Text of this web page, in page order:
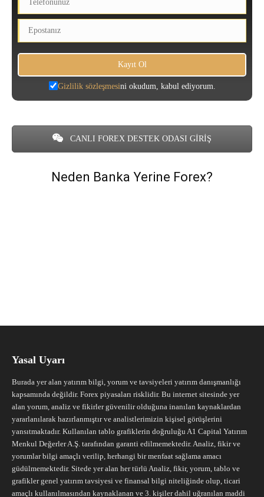
Gizlilik sözleşmesini okudum, kabul ediyorum.
CANLI FOREX DESTEK ODASI GİRİŞ
Neden Banka Yerine Forex?
Yasal Uyarı
Burada yer alan yatırım bilgi, yorum ve tavsiyeleri yatırım danışmanlığı
kapsamında değildir. Forex piyasaları risklidir. Bu internet sitesinde yer
alan yorum, analiz ve fikirler güvenilir olduğuna inanılan kaynaklardan
yararlanılarak hazırlanmıştır ve analistlerimizin kişisel görüşlerini
yansıtmaktadır. Kullanılan tablo grafiklerin doğruluğu A1 Capital Yatırım
Menkul Değerler A.Ş. tarafından garanti edilmemektedir. Analiz, fikir ve
yorumlar bilgi amaçlı verilip, herhangi bir menfaat sağlama amacı
güdülmemektedir. Sitede yer alan her türlü Analiz, fikir, yorum, tablo ve
grafikler genel yatırım tavsiyesi ve finansal bilgi niteliğinde olup, ticari
amaçlı kullanılmasından kaynaklanan ve 3. kişiler dahil uğranılan maddi